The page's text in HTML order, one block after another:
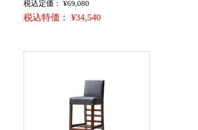
税込定価： ¥69,080
税込特価： ¥34,540